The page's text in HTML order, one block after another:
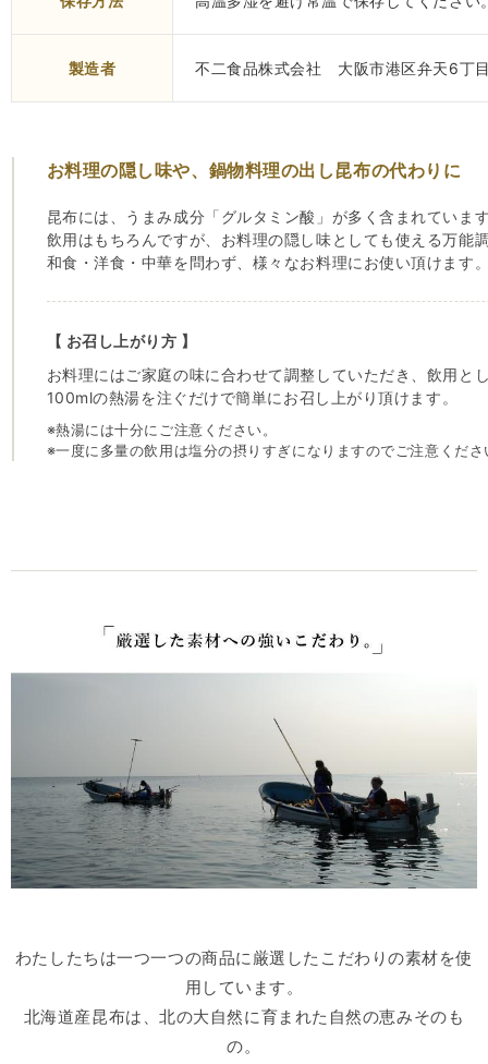
製造者 不二食品株式会社 大阪市港区弁天6丁
お料理の隠し味や、鍋物料理の出し昆布の代わりに
昆布には、うまみ成分「グルタミン酸」が多く含まれていま
飲用はもちろんですが、お料理の隠し味としても使える万能
和食・洋食・中華を問わず、様々なお料理にお使い頂けます
【 お召し上がり方 】
お料理にはご家庭の味に合わせて調整していただき、飲用と
100mlの熱湯を注ぐだけで簡単にお召し上がり頂けます。
※熱湯には十分にご注意ください。
※一度に多量の飲用は塩分の摂りすぎになりますのでご注意くださ
わたしたちは一つ一つの商品に厳選したこだわりの素材を使
用しています。
北海道産昆布は、北の大自然に育まれた自然の恵みそのも
の。